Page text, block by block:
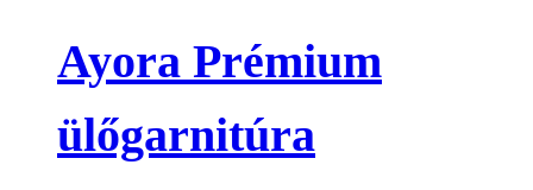
Ayora Prémium
ülőgarnitúra